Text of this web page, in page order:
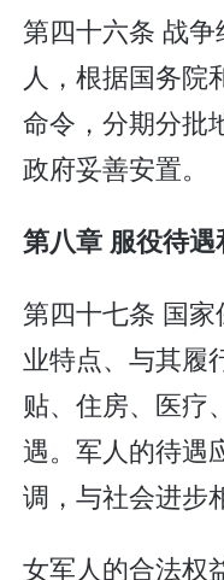
第四十六条 战
人，根据国务院
命令，分期分批
政府妥善安置。
第八章 服役待
第四十七条 国
业特点、与其履
贴、住房、医疗
遇。军人的待遇
调，与社会进步
女军人的合法权